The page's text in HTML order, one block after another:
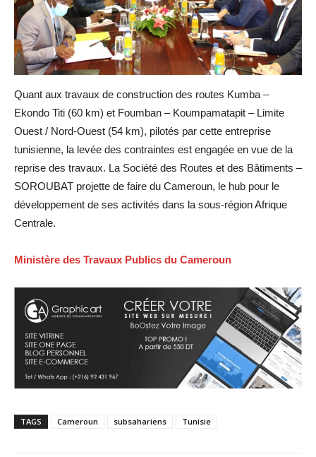
Quant aux travaux de construction des routes Kumba –
Ekondo Titi (60 km) et Foumban – Koumpamatapit – Limite
Ouest / Nord-Ouest (54 km), pilotés par cette entreprise
tunisienne, la levée des contraintes est engagée en vue de la
reprise des travaux. La Société des Routes et des Bâtiments –
SOROUBAT projette de faire du Cameroun, le hub pour le
développement de ses activités dans la sous-région Afrique
Centrale.
Ministère des Travaux Publics du Cameroun
TAGS Cameroun subsahariens Tunisie